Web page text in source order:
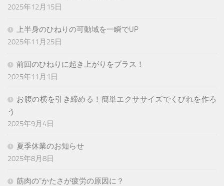
2025年12月15日
上半身のひねりの可動域を一瞬でUP
2025年11月25日
前回のひねりに起き上がりをプラス！
2025年11月1日
お腹の横を引き締める！簡単エクササイズでくびれを作ろ
う
2025年9月4日
夏季休業のお知らせ
2025年8月8日
筋肉の”かたさが疲労の原因に？